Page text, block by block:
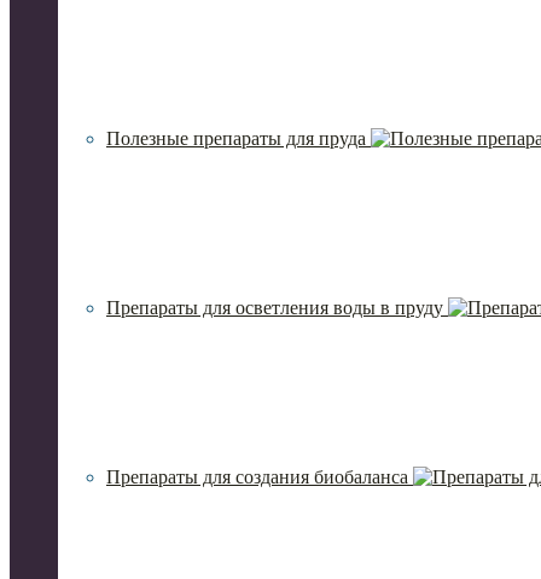
Полезные препараты для пруда
Препараты для осветления воды в пруду
Препараты для создания биобаланса